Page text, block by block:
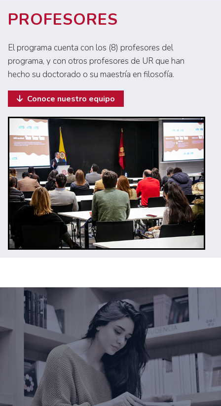
PROFESORES
El programa cuenta con los (8) profesores del
programa, y con otros profesores de UR que han
hecho su doctorado o su maestría en filosofía.
Conoce nuestro equipo